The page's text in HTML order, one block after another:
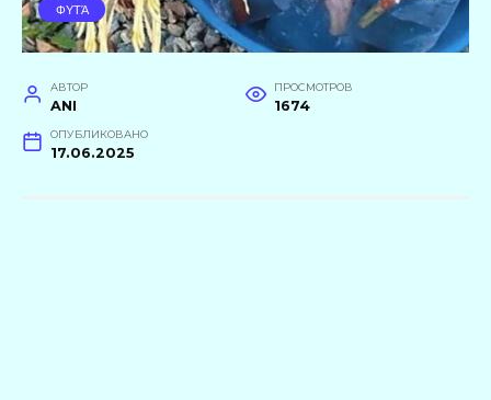
ΦΥΤΆ
АВТОР
ANI
ПРОСМОТРОВ
1674
ОПУБЛИКОВАНО
17.06.2025